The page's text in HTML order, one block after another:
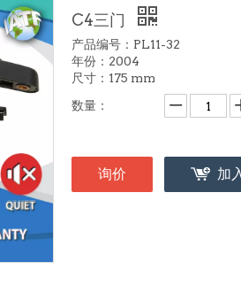
C4三门
产品编号：PL11-32
年份：2004
尺寸：175 mm
数量：
询价 加